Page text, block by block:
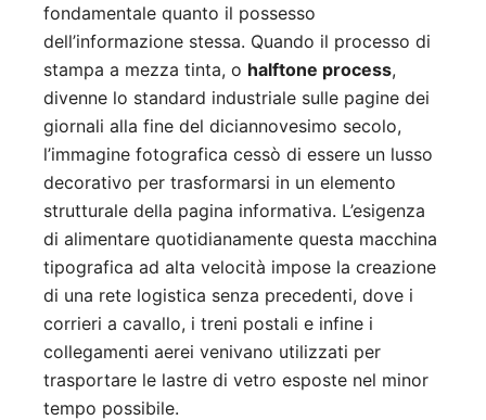
fondamentale quanto il possesso
dell’informazione stessa. Quando il processo di
stampa a mezza tinta, o halftone process,
divenne lo standard industriale sulle pagine dei
giornali alla fine del diciannovesimo secolo,
l’immagine fotografica cessò di essere un lusso
decorativo per trasformarsi in un elemento
strutturale della pagina informativa. L’esigenza
di alimentare quotidianamente questa macchina
tipografica ad alta velocità impose la creazione
di una rete logistica senza precedenti, dove i
corrieri a cavallo, i treni postali e infine i
collegamenti aerei venivano utilizzati per
trasportare le lastre di vetro esposte nel minor
tempo possibile.